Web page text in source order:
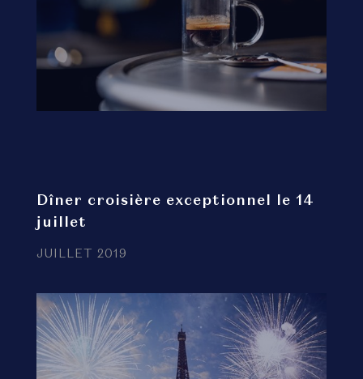
Dîner croisière exceptionnel le 14
juillet
JUILLET 2019